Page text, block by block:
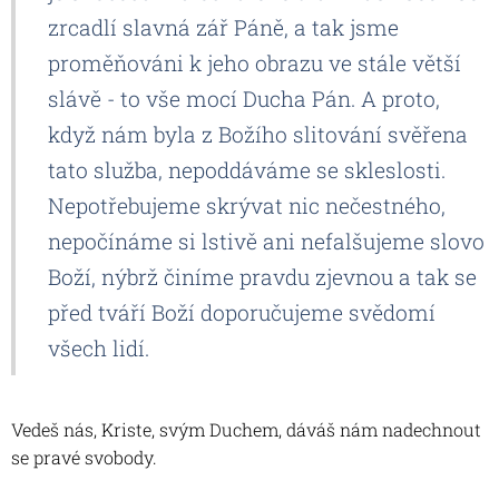
zrcadlí slavná zář Páně, a tak jsme
proměňováni k jeho obrazu ve stále větší
slávě - to vše mocí Ducha Pán. A proto,
když nám byla z Božího slitování svěřena
tato služba, nepoddáváme se skleslosti.
Nepotřebujeme skrývat nic nečestného,
nepočínáme si lstivě ani nefalšujeme slovo
Boží, nýbrž činíme pravdu zjevnou a tak se
před tváří Boží doporučujeme svědomí
všech lidí.
Vedeš nás, Kriste, svým Duchem, dáváš nám nadechnout
se pravé svobody.